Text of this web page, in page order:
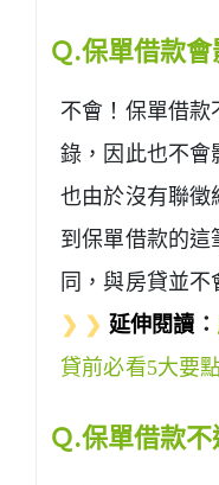
Ｑ.保單借款
不會！保單借
錄，因此也不會
也由於沒有聯徵
到保單借款的這
同，與房貸並不
❯ ❯ 延伸閱讀 ：
貸前必看5大要點
Ｑ.保單借款